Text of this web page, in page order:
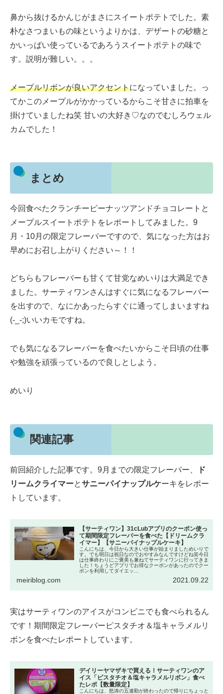
鼻から抜けるかんじがまさにスイートポテトでした。素
朴なさつまいもの味というよりかは、デザートの砂糖と
かいっぱい使っているであろうスイートポテトの味で
す。説明が難しい。。。
メープルリボンが良いアクセントになっていました。っ
てかこのメープルがかかっているからこそ甘さに拍車を
掛けていましたね笑 甘いの大好き♡なのでむしろウェル
カムでした！
まとめ
今回食べたクランチーピーナッツアンドチョコレートと
メープルスイートポテトをレポートしてみました。9
月・10月の限定フレーバーですので、気になった方はお
早めにお召し上がりください～！！
どちらもフレーバーも甘くて甘党なめいりは大満足でき
ました。サーティワンさんはすぐに気になるフレーバー
を出すので、なにかあったらすぐに通ってしまいますね
(-_-;)いいカモですね。
でも気になるフレーバーを食べたいからこそ日頃の仕事
や勉強を頑張っているので良しとしよう。
めいり
関連記事
前回紹介した記事です。9月までの限定フレーバー、
ド
リームクライマーとサニーパイナップルケーキをレポー
トしています。
【サーティワン】31cLubアプリのクーポン使っ
て期間限定フレーバーを食べた【ドリームクラ
イマー】【サニーパイナップルケーキ】
こんにちは、今日から大きい仕事が始まりましためいりで
す。でも明日は祝日なのでおやすみなんですけどね笑今日
は仕事終わりにご褒美も兼ねてサーティワンに行ってきま
した！ちょうどアプリでお得なクーポンがあったのでクー
ポンを利用してダイエッ...
meiriblog.com 2021.09.22
実はサーティワンのアイスがコンビニでも食べられるん
です！期間限定フレーバーピスタチオ＆塩キャラメルリ
ボンを食べたレポートしています。
デイリーヤマザキで買える！サーティワンのア
イス「ピスタチオ＆塩キャラメルリボン」食べ
たレポ【数量限定】
こんにちは、怒涛の五連勤が終わったので帰りにちょっと